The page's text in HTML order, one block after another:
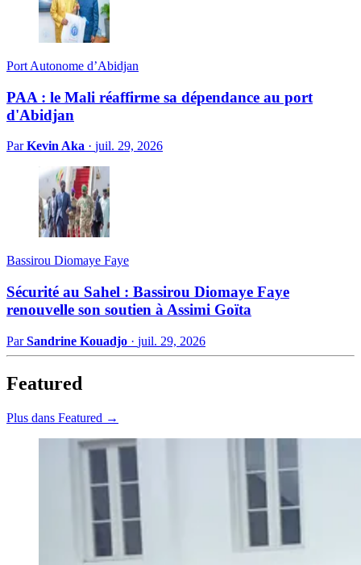
Port Autonome d’Abidjan
PAA : le Mali réaffirme sa dépendance au port
d'Abidjan
ParKevin Aka · juil. 29, 2026
Bassirou Diomaye Faye
Sécurité au Sahel : Bassirou Diomaye Faye
renouvelle son soutien à Assimi Goïta
ParSandrine Kouadjo · juil. 29, 2026
Featured
Plus dans Featured →